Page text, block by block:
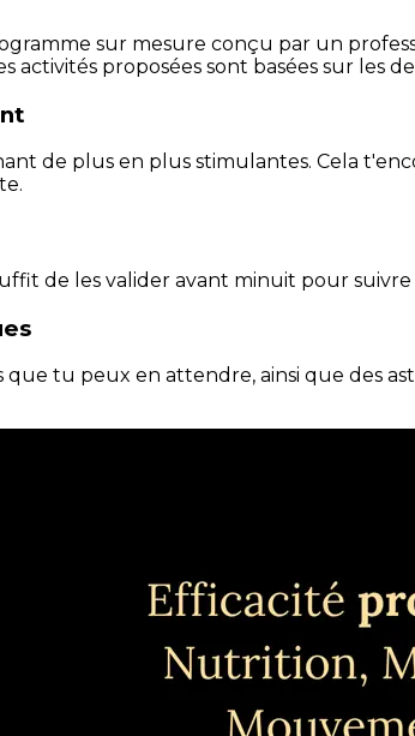
sur mesure conçu par un
proposées sont basées sur les
de plus en plus stimulantes. Cela
de les valider avant minuit pour
tu peux en attendre, ainsi que des